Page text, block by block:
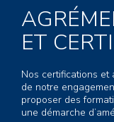
ET
Nos certifications et
de notre
proposer des
une démarche